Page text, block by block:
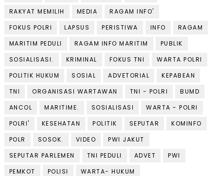
RAKYAT MEMILIH
MEDIA
RAGAM INFO'
FOKUS POLRI
LAPSUS PERISTIWA INFO
RAGAM
MARITIM PEDULI
RAGAM INFO MARITIM
PUBLIK
SOSIALISASI.
KRIMINAL FOKUS TNI
WARTA POLRI
POLITIK HUKUM
SOSIAL ADVETORIAL
KEPABEAN
TNI
ORGANISASI WARTAWAN TNI - POLRI
BUMD
ANCOL
MARITIME. SOSIALISASI
WARTA - POLRI
POLRI'
KESEHATAN POLITIK SEPUTAR
KOMINFO
POLR
SOSOK. VIDEO
PWI JAKUT
SEPUTAR PARLEMEN
TNI PEDULI ADVET
PWI
PEMKOT
POLISI
WARTA- HUKUM